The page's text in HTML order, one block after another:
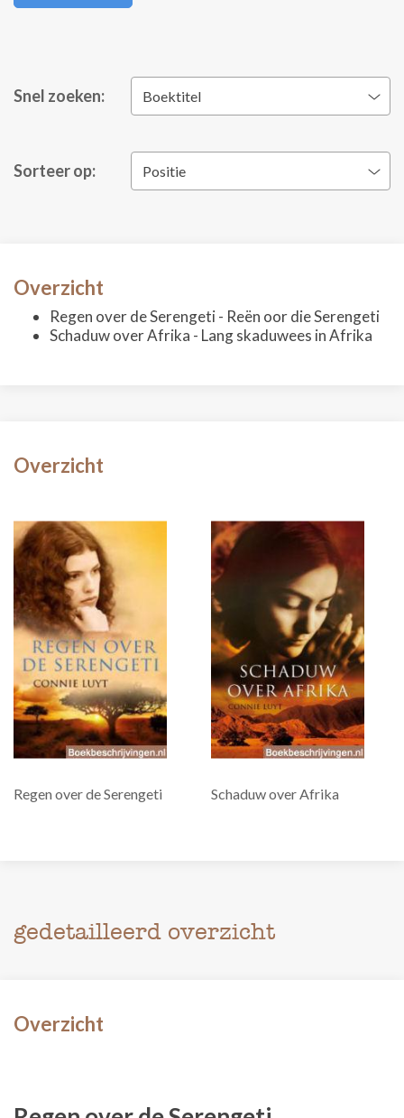
Snel zoeken: Boektitel
Sorteer op: Positie
Overzicht
Regen over de Serengeti - Reën oor die Serengeti
Schaduw over Afrika - Lang skaduwees in Afrika
Overzicht
Regen over de Serengeti Schaduw over Afrika
gedetailleerd overzicht
Overzicht